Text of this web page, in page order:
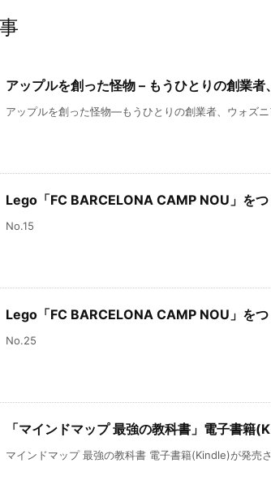
アップルを創った怪物 – もうひとりの創業
アップルを創った怪物―もうひとりの創業者、ウォズ
Lego「FC BARCELONA CAMP NOU」を
No.15
Lego「FC BARCELONA CAMP NOU」を
No.25
「マインドマップ 最強の教科書」電子書籍
マインドマップ 最強の教科書 電子書籍(Kindle)が発売